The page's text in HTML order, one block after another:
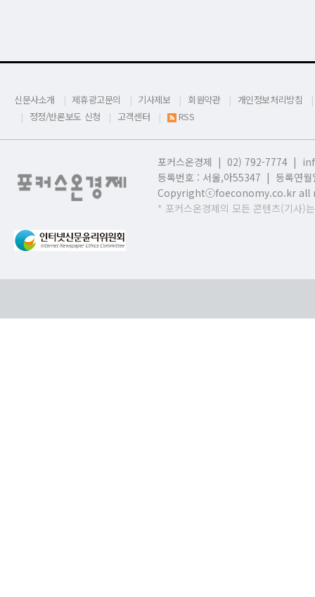
신문사소개 제휴광고문의 기사제보 회원약관
개인정보처리방침
정정/반론보도 신청
고객센터 RSS
포커스온경제 | 02) 792-7774 |
등록번호 : 서울,아55347 | 등록연
Copyrightⓒfoeconomy.co.kr all
* 포커스온경제의 모든 콘텐츠(기사)